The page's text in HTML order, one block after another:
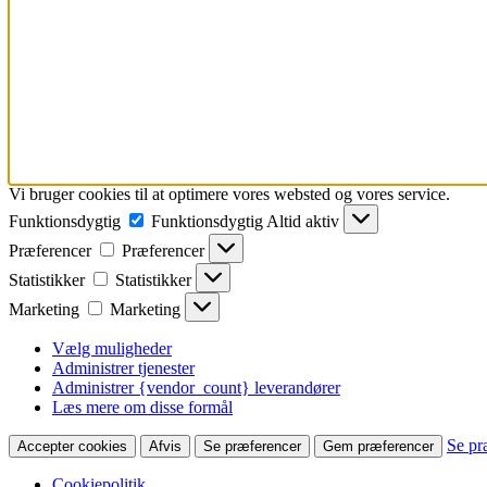
Vi bruger cookies til at optimere vores websted og vores service.
Funktionsdygtig
Funktionsdygtig Altid aktiv
Præferencer
Præferencer
Statistikker
Statistikker
Marketing
Marketing
Vælg muligheder
Administrer tjenester
Administrer {vendor_count} leverandører
Læs mere om disse formål
Accepter cookies Afvis Se præferencer Gem præferencer Se